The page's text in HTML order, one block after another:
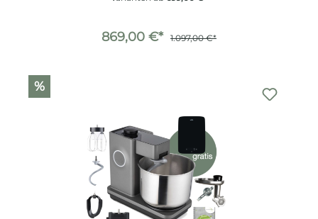
869,00 €* 1.097,00 €*
%